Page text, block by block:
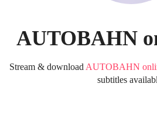
AUTOBAHN
Stream & download AUTOBAHN
subtitles